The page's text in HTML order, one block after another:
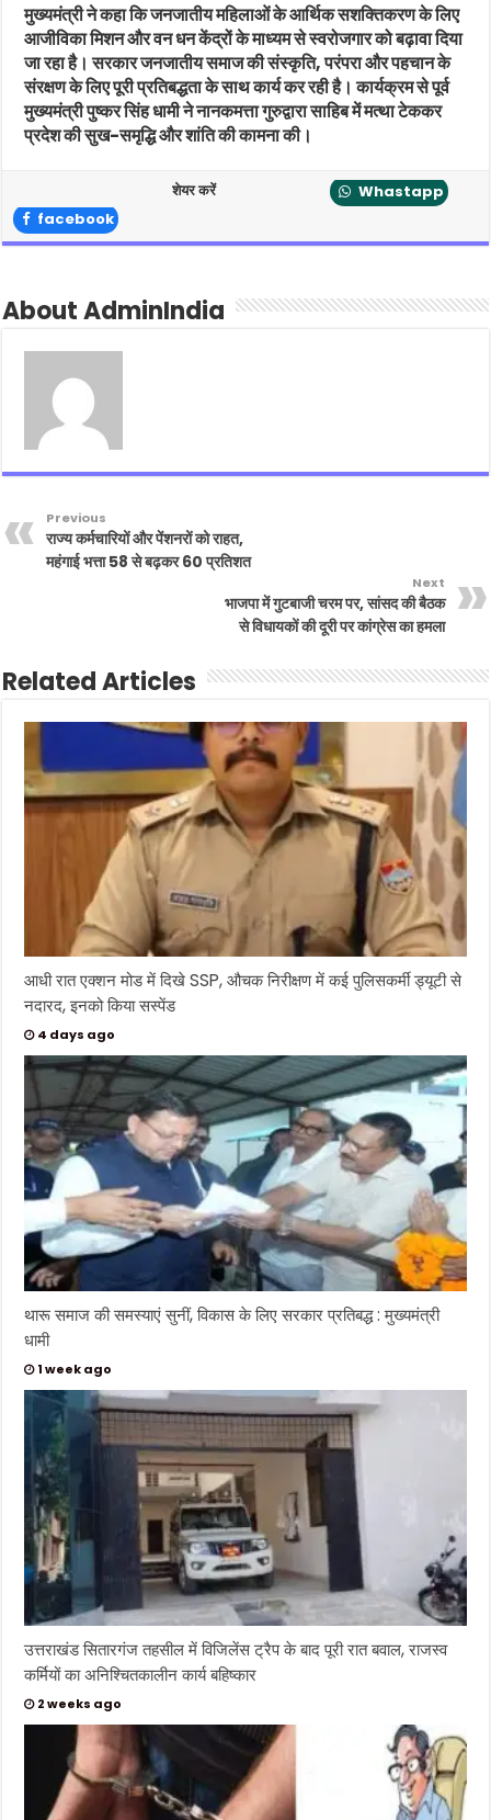
मुख्यमंत्री ने कहा कि जनजातीय महिलाओं के आर्थिक सशक्तिकरण के लिए
आजीविका मिशन और वन धन केंद्रों के माध्यम से स्वरोजगार को बढ़ावा दिया
जा रहा है। सरकार जनजातीय समाज की संस्कृति, परंपरा और पहचान के
संरक्षण के लिए पूरी प्रतिबद्धता के साथ कार्य कर रही है। कार्यक्रम से पूर्व
मुख्यमंत्री पुष्कर सिंह धामी ने नानकमत्ता गुरुद्वारा साहिब में मत्था टेककर
प्रदेश की सुख-समृद्धि और शांति की कामना की।
शेयर करें
Whastapp
facebook
About AdminIndia
Previous
राज्य कर्मचारियों और पेंशनरों को राहत,
महंगाई भत्ता 58 से बढ़कर 60 प्रतिशत
Next
भाजपा में गुटबाजी चरम पर, सांसद की बैठक
से विधायकों की दूरी पर कांग्रेस का हमला
Related Articles
आधी रात एक्शन मोड में दिखे SSP, औचक निरीक्षण में कई पुलिसकर्मी ड्यूटी से
नदारद, इनको किया सस्पेंड
4 days ago
थारू समाज की समस्याएं सुनीं, विकास के लिए सरकार प्रतिबद्ध : मुख्यमंत्री
धामी
1 week ago
उत्तराखंड सितारगंज तहसील में विजिलेंस ट्रैप के बाद पूरी रात बवाल, राजस्व
कर्मियों का अनिश्चितकालीन कार्य बहिष्कार
2 weeks ago